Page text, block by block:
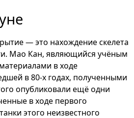
— это нахождение скелета
Мао Кан, являющийся учёным
в ходе
в 80-х годах, полученными
опубликовали ещё одни
в ходе первого
этого неизвестного